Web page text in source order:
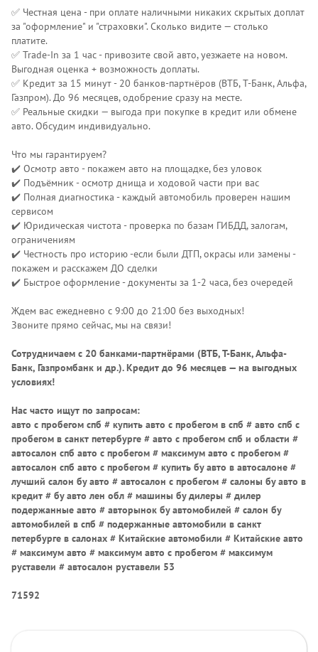
✅ Честная цена - при оплате наличными никаких скрытых доплат
за "оформление" и "страховки". Сколько видите — столько
платите.
✅ Trade-In за 1 час - привозите свой авто, уезжаете на новом.
Выгодная оценка + возможность доплаты.
✅ Кредит за 15 минут - 20 банков-партнёров (ВТБ, Т-Банк, Альфа,
Газпром). До 96 месяцев, одобрение сразу на месте.
✅ Реальные скидки — выгода при покупке в кредит или обмене
авто. Обсудим индивидуально.
Что мы гарантируем?
✔️ Осмотр авто - покажем авто на площадке, без уловок
✔️ Подъёмник - осмотр днища и ходовой части при вас
✔️ Полная диагностика - каждый автомобиль проверен нашим
сервисом
✔️ Юридическая чистота - проверка по базам ГИБДД, залогам,
ограничениям
✔️ Честность про историю -если были ДТП, окрасы или замены -
покажем и расскажем ДО сделки
✔️ Быстрое оформление - документы за 1-2 часа, без очередей
Ждем вас ежедневно с 9:00 до 21:00 без выходных!
Звоните прямо сейчас, мы на связи!
Сотрудничаем с 20 банками-партнёрами (ВТБ, Т-Банк, Альфа-
Банк, Газпромбанк и др.). Кредит до 96 месяцев — на выгодных
условиях!
Нас часто ищут по запросам:
авто с пробегом спб # купить авто с пробегом в спб # авто спб с
пробегом в санкт петербурге # авто с пробегом спб и области #
автосалон спб авто с пробегом # максимум авто с пробегом #
автосалон спб авто с пробегом # купить бу авто в автосалоне #
лучший салон бу авто # автосалон с пробегом # салоны бу авто в
кредит # бу авто лен обл # машины бу дилеры # дилер
подержанные авто # авторынок бу автомобилей # салон бу
автомобилей в спб # подержанные автомобили в санкт
петербурге в салонах # Китайские автомобили # Китайские авто
# максимум авто # максимум авто с пробегом # максимум
руставели # автосалон руставели 53
71592